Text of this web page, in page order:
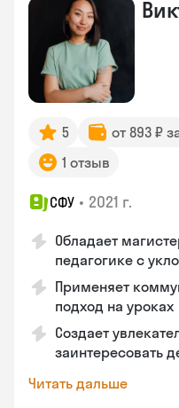
5 от 893 ₽
1 отзыв
СФУ • 2021 г.
Обладает
педагогике с
Применяет
подход на уроках
Создает
заинтересовать
Читать дальше